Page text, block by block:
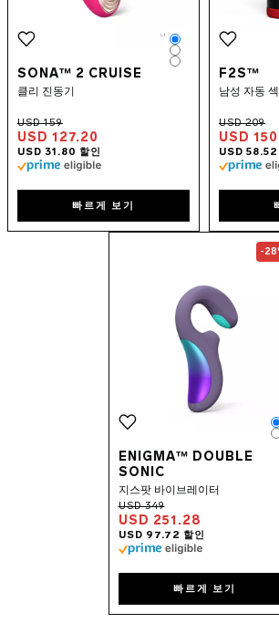
SONA™ 2 CRUISE
클리 진동기
USD 127.20
Color
Color
Color
빠르게 보기
F2S™
남성 자동 섹
USD
Go to the
-
ENIGMA™ DOUBLE
SONIC
지스팟 바이브레이터
USD 251.28
빠르게 보기